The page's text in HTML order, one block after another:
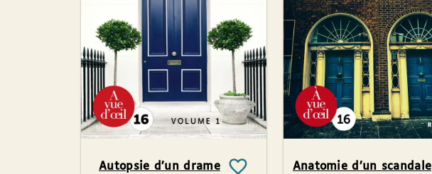
Autopsie d’un drame Anatomie d’un scandale